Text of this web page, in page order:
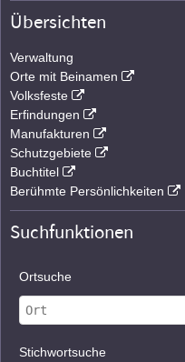
Übersichten
Verwaltung
Orte mit Beinamen
Volksfeste
Erfindungen
Manufakturen
Schutzgebiete
Buchtitel
Berühmte Persönlichkeiten
Suchfunktionen
Ortsuche
Stichwortsuche